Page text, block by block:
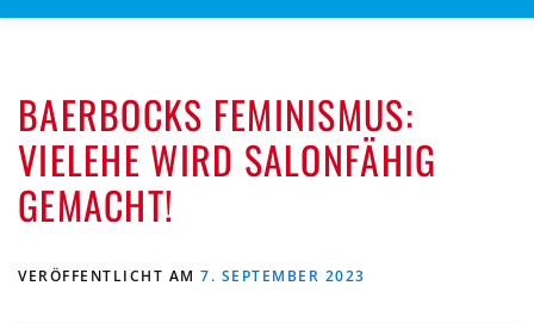
PROGRAMM KONTAKT SPENDEN
BAERBOCKS FEMINISMUS:
VIELEHE WIRD SALONFÄHIG
GEMACHT!
VERÖFFENTLICHT AM 7. SEPTEMBER 2023